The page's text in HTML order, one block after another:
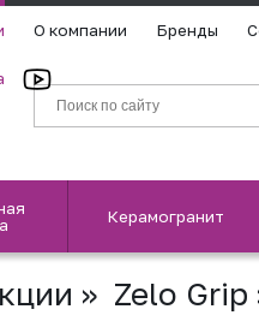
О компании Бренды
Керамогранит
» Zelo Grip